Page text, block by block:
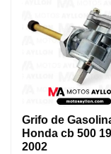
Grifo de
Honda cb 500
2002